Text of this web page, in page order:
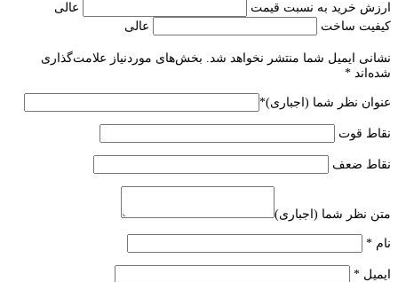
ارزش خرید به نسبت قیمت
عالی
کیفیت ساخت
عالی
نشانی ایمیل شما منتشر نخواهد شد.
بخش‌های موردنیاز علامت‌گذاری
شده‌اند *
عنوان نظر شما (اجباری)*
نقاط قوت
نقاط ضعف
متن نظر شما (اجباری)
نام *
ایمیل *